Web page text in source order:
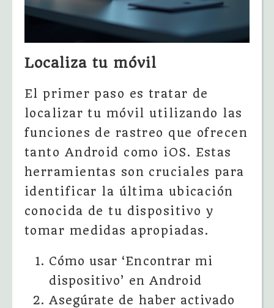
Localiza tu móvil
El primer paso es tratar de
localizar tu móvil utilizando las
funciones de rastreo que ofrecen
tanto Android como iOS. Estas
herramientas son cruciales para
identificar la última ubicación
conocida de tu dispositivo y
tomar medidas apropiadas.
Cómo usar ‘Encontrar mi
dispositivo’ en Android
Asegúrate de haber activado